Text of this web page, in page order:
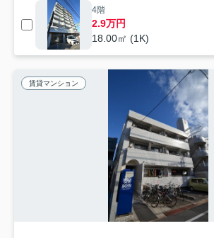
4階
2.9万円
18.00㎡ (1K)
賃貸マンション